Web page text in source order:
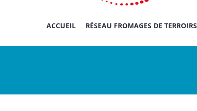
ACCUEIL RÉSEAU FROMAGES DE TERROIRS